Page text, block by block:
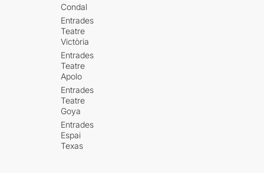
Condal
Entrades
Teatre
Victòria
Entrades
Teatre
Apolo
Entrades
Teatre
Goya
Entrades
Espai
Texas